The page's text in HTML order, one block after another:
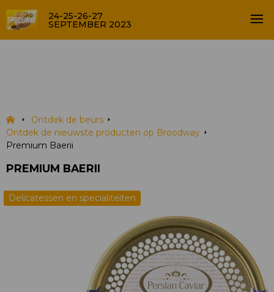
24-25-26-27
SEPTEMBER 2023
Ontdek de beurs
Ontdek de nieuwste producten op Broodway
Premium Baerii
PREMIUM BAERII
Delicatessen en specialiteiten